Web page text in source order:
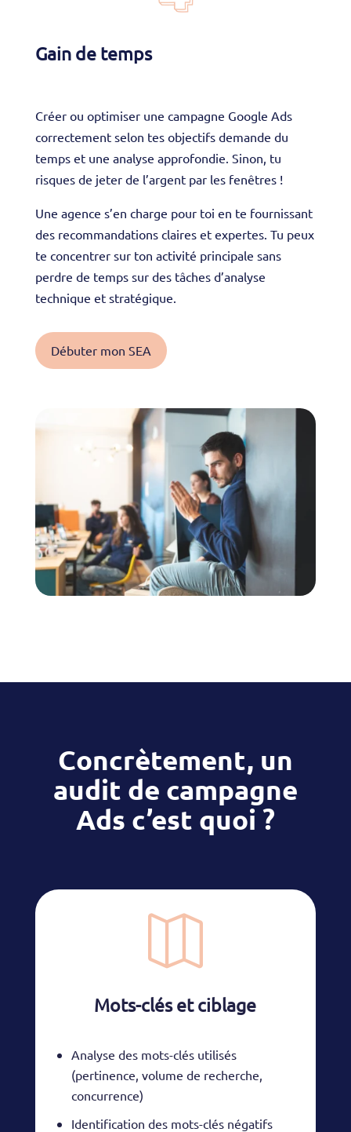
Gain de temps
Créer ou optimiser une campagne Google Ads
correctement selon tes objectifs demande du
temps et une analyse approfondie. Sinon, tu
risques de jeter de l’argent par les fenêtres !
Une agence s’en charge pour toi en te fournissant
des recommandations claires et expertes. Tu peux
te concentrer sur ton activité principale sans
perdre de temps sur des tâches d’analyse
technique et stratégique.
Débuter mon SEA
Concrètement, un
audit de campagne
Ads c’est quoi ?

Mots-clés et ciblage
Analyse des mots-clés utilisés
(pertinence, volume de recherche,
concurrence)
Identification des mots-clés négatifs